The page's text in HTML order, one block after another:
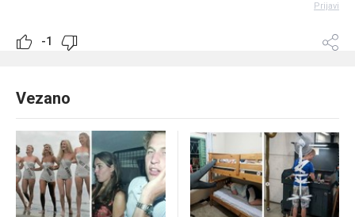
Prijavi
-1
Vezano